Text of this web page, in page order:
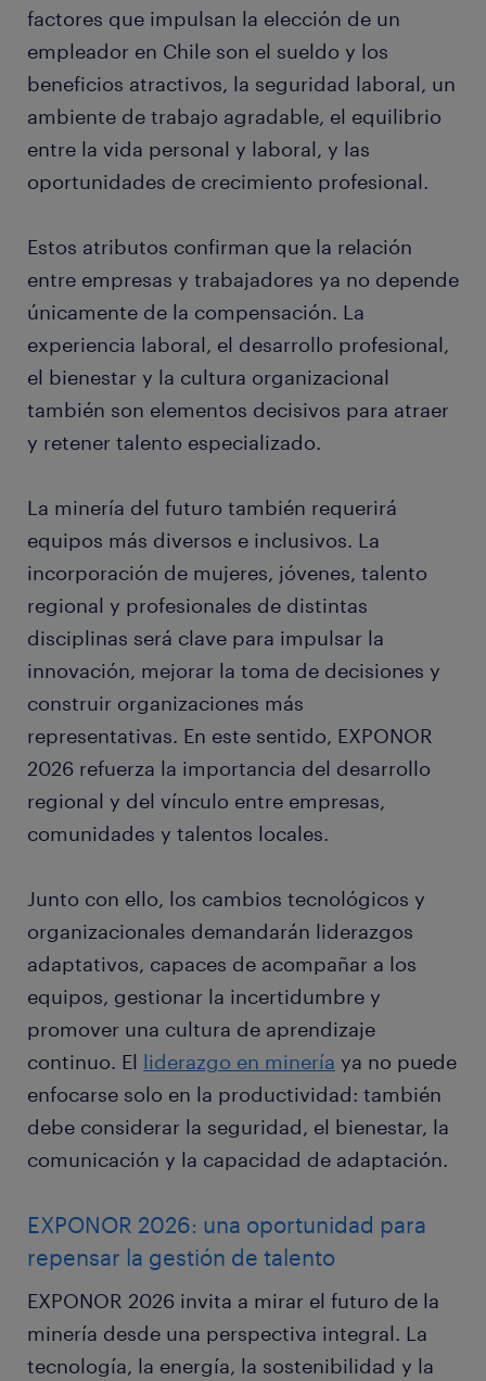
factores que impulsan la elección de un
empleador en Chile son el sueldo y los
beneficios atractivos, la seguridad laboral, un
ambiente de trabajo agradable, el equilibrio
entre la vida personal y laboral, y las
oportunidades de crecimiento profesional.
Estos atributos confirman que la relación
entre empresas y trabajadores ya no depende
únicamente de la compensación. La
experiencia laboral, el desarrollo profesional,
el bienestar y la cultura organizacional
también son elementos decisivos para atraer
y retener talento especializado.
La minería del futuro también requerirá
equipos más diversos e inclusivos. La
incorporación de mujeres, jóvenes, talento
regional y profesionales de distintas
disciplinas será clave para impulsar la
innovación, mejorar la toma de decisiones y
construir organizaciones más
representativas. En este sentido, EXPONOR
2026 refuerza la importancia del desarrollo
regional y del vínculo entre empresas,
comunidades y talentos locales.
Junto con ello, los cambios tecnológicos y
organizacionales demandarán liderazgos
adaptativos, capaces de acompañar a los
equipos, gestionar la incertidumbre y
promover una cultura de aprendizaje
continuo. El liderazgo en minería ya no puede
enfocarse solo en la productividad: también
debe considerar la seguridad, el bienestar, la
comunicación y la capacidad de adaptación.
EXPONOR 2026: una oportunidad para
repensar la gestión de talento
EXPONOR 2026 invita a mirar el futuro de la
minería desde una perspectiva integral. La
tecnología, la energía, la sostenibilidad y la